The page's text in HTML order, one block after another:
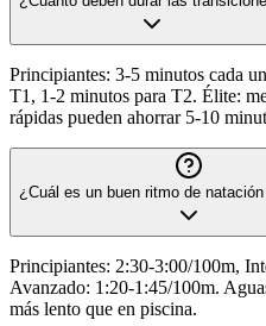
Principiantes: 3-5 minutos cada
T1, 1-2 minutos para T2. Élite:
rápidas pueden ahorrar 5-10
¿Cuál es un buen ritmo de
Principiantes: 2:30-3:00/100m,
Avanzado: 1:20-1:45/100m.
más lento que en piscina.